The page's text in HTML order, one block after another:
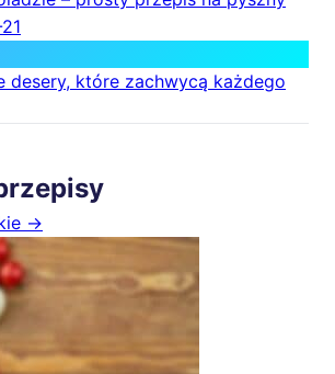
desery, które zachwycą każdego
→